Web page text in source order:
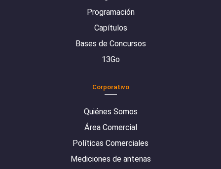
Programación
Capítulos
Bases de Concursos
13Go
Corporativo
Quiénes Somos
Área Comercial
Políticas Comerciales
Mediciones de antenas